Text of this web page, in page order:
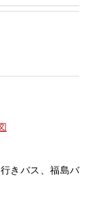
きバス、福島バ